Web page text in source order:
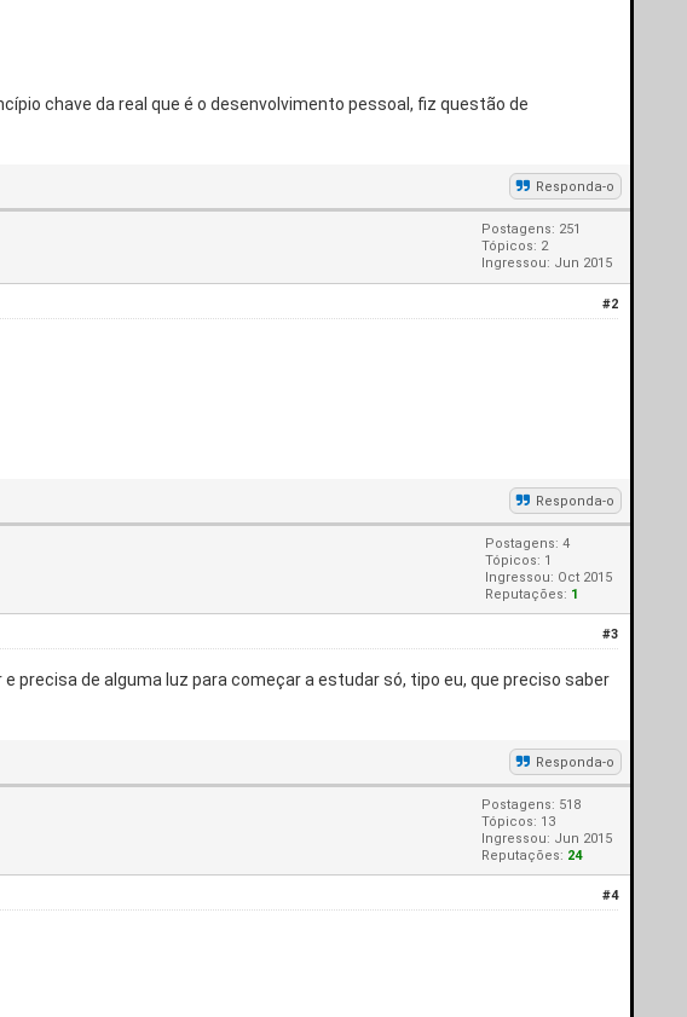
chave da real que é o desenvolvimento pessoal, fiz questão de
Responda-o
Postagens: 251
Tópicos: 2
Ingressou: Jun 2015
#2
Responda-o
Postagens: 4
Tópicos: 1
Ingressou: Oct 2015
Reputações: 1
#3
precisa de alguma luz para começar a estudar só, tipo eu, que preciso saber
Responda-o
Postagens: 518
Tópicos: 13
Ingressou: Jun 2015
Reputações: 24
#4